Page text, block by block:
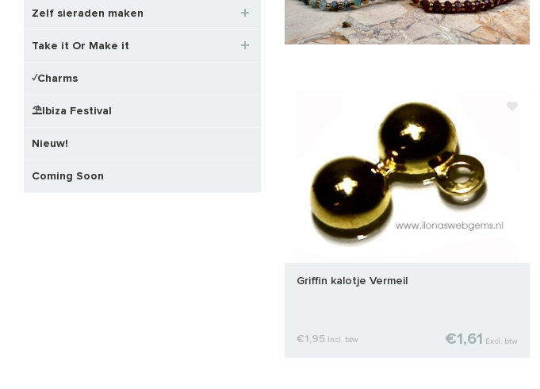
Zelf sieraden maken
Take it Or Make it
✓Charms
⛱️Ibiza Festival
Nieuw!
Coming Soon
Griffin kalotje Vermeil
€1,95 Incl. btw €1,61 Excl. btw